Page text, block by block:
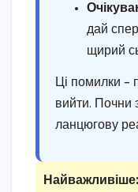
дай
щирий
Ці помилки –
вийти. Почни
ланцюгову
Найважливіше: